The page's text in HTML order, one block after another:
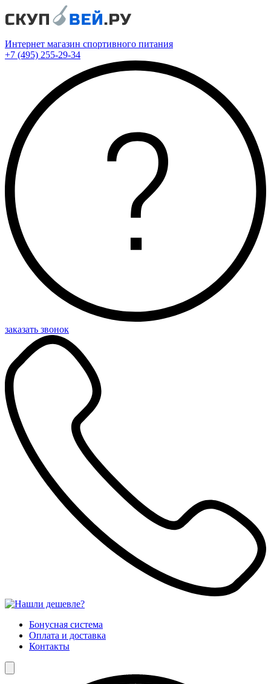
Интернет магазин спортивного питания
+7 (495) 255-29-34
заказать звонок
Бонусная система
Оплата и доставка
Контакты